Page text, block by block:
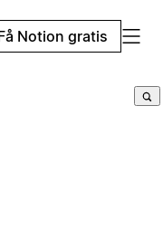
Notion gratis